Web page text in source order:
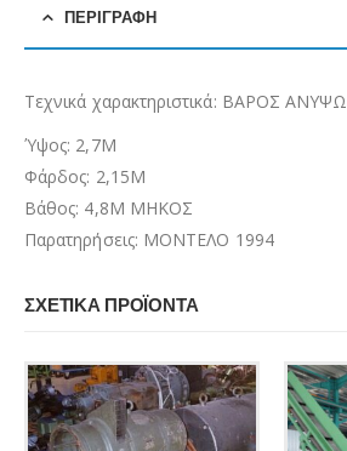
ΠΕΡΙΓΡΑΦΉ
Τεχνικά χαρακτηριστικά: ΒΑΡΟΣ
Ύψος: 2,7Μ
Φάρδος: 2,15Μ
Βάθος: 4,8Μ ΜΗΚΟΣ
Παρατηρήσεις: ΜΟΝΤΕΛΟ 1994
ΣΧΕΤΙΚΆ ΠΡΟΪΌΝΤΑ